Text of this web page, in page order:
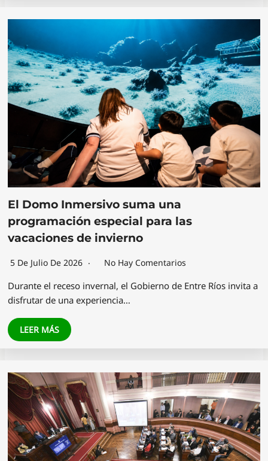
El Domo Inmersivo suma una
programación especial para las
vacaciones de invierno
5 De Julio De 2026 No Hay Comentarios
Durante el receso invernal, el Gobierno de Entre Ríos invita a
disfrutar de una experiencia…
LEER MÁS